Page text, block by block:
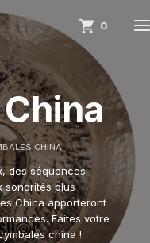
0
CHINA
des séquences
sonorités plus
China apporteront
Faites votre
china !